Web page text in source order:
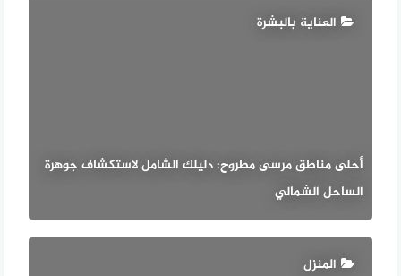
العناية بالبشرة
أحلى مناطق مرسى مطروح: دليلك الشامل لاستكشاف جوهرة
الساحل الشمالي
المنزل